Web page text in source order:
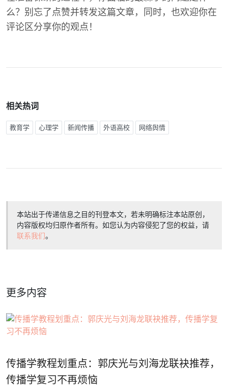
么？别忘了点赞并转发这篇文章，同时，也欢迎你在
评论区分享你的观点！
相关热词
教育学 心理学 新闻传播 外语高校 网络舆情
本站出于传递信息之目的刊登本文，若未明确标注本站原创，
内容版权均归原作者所有。如您认为内容侵犯了您的权益，请
联系我们。
更多内容
传播学教程划重点：郭庆光与刘海龙联袂推荐，
传播学复习不再烦恼